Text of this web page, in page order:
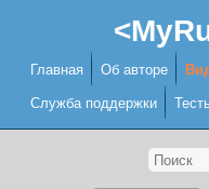
Главная Об авторе
Служба поддержки